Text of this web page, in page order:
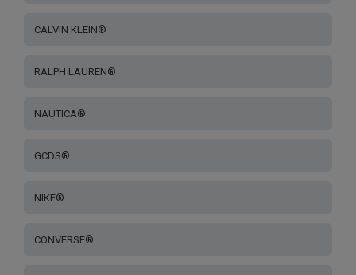
CALVIN KLEIN®
RALPH LAUREN®
NAUTICA®
GCDS®
NIKE®
CONVERSE®